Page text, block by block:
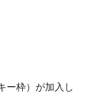
ー枠）が加入し